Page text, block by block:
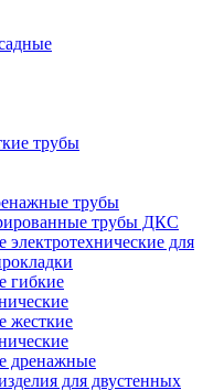
трубы
трубы
трубы ДКС
электротехнические для
гибкие
жесткие
дренажные
для двустенных